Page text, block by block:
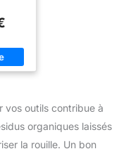
vos outils contribue à
organiques laissés
la rouille. Un bon